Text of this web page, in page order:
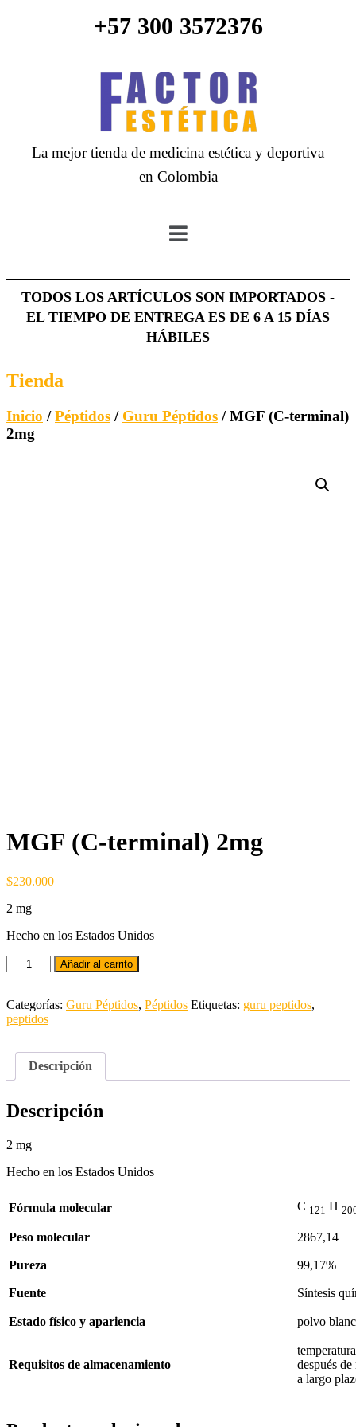
+57 300 3572376
La mejor tienda de medicina estética y deportiva
en Colombia
TODOS LOS ARTÍCULOS SON IMPORTADOS -
EL TIEMPO DE ENTREGA ES DE 6 A 15 DÍAS
HÁBILES
Tienda
Inicio /Péptidos / Guru Péptidos / MGF (C-terminal)
2mg
MGF (C-terminal) 2mg
$230.000
2 mg
Hecho en los Estados Unidos
Añadir al carrito
Categorías: Guru Péptidos, Péptidos Etiquetas: guru peptidos,
peptidos
Descripción
Descripción
2 mg
Hecho en los Estados Unidos
Fórmula molecular C 121 H
Peso molecular 2867,14
Pureza 99,17%
Fuente Síntesis
Estado físico y apariencia polvo
Requisitos de almacenamiento
después
a largo